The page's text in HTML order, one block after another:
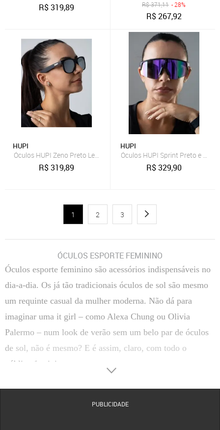
R$319,89 R$371,11 - 28%
R$267,92
HUPI
Óculos HUPI Zeno Preto Lente Prata Espelhado Preto
R$319,89
HUPI
Óculos HUPI Sprint Preto e
R$329,90
1 2 3
ÓCULOS ESPORTE FEMININO
Óculos esporte feminino são acessórios indispensáveis no
dia-a-dia. Os já tão tradicionais óculos de sol são mesmo
um requinte casual da mulher moderna. Não dá para
imaginar uma it girl – como Alexa Chung ou Olivia
Palermo – num look de verão sem um belo par de óculos
de sol, não é mesmo? E é assim, claro, com todo o
público feminino.
PUBLICIDADE